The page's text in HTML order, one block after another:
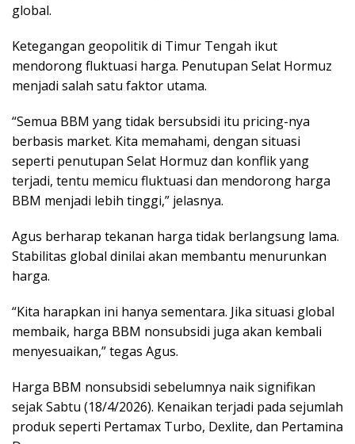
global.
Ketegangan geopolitik di Timur Tengah ikut
mendorong fluktuasi harga. Penutupan Selat Hormuz
menjadi salah satu faktor utama.
“Semua BBM yang tidak bersubsidi itu pricing-nya
berbasis market. Kita memahami, dengan situasi
seperti penutupan Selat Hormuz dan konflik yang
terjadi, tentu memicu fluktuasi dan mendorong harga
BBM menjadi lebih tinggi,” jelasnya.
Agus berharap tekanan harga tidak berlangsung lama.
Stabilitas global dinilai akan membantu menurunkan
harga.
“Kita harapkan ini hanya sementara. Jika situasi global
membaik, harga BBM nonsubsidi juga akan kembali
menyesuaikan,” tegas Agus.
Harga BBM nonsubsidi sebelumnya naik signifikan
sejak Sabtu (18/4/2026). Kenaikan terjadi pada sejumlah
produk seperti Pertamax Turbo, Dexlite, dan Pertamina